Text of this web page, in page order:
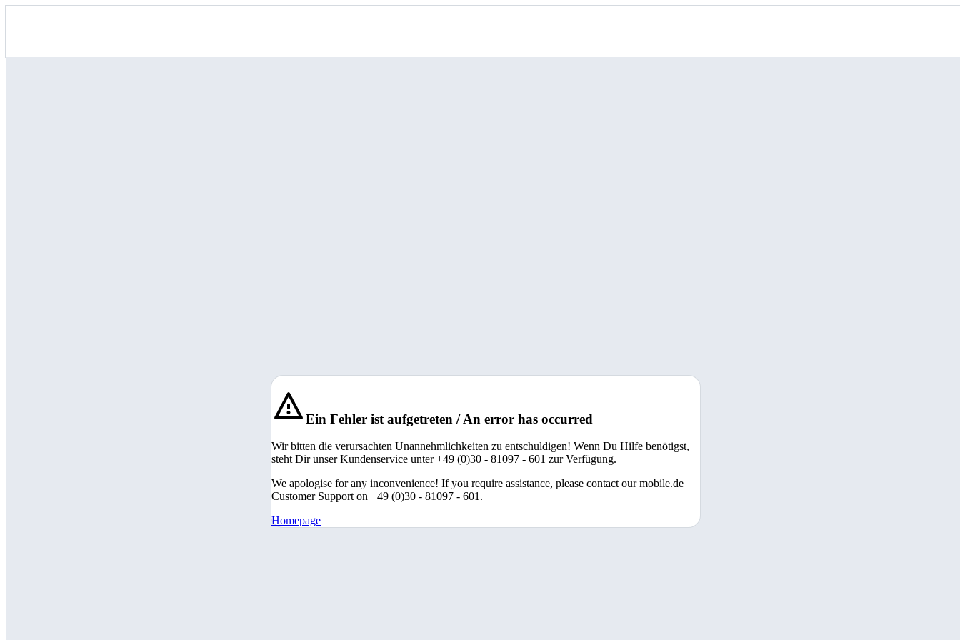
Ein Fehler ist aufgetreten / An error has occurred
Wir bitten die verursachten Unannehmlichkeiten zu entschuldigen! Wenn Du Hilfe benötigst,
steht Dir unser Kundenservice unter +49 (0)30 - 81097 - 601 zur Verfügung.
We apologise for any inconvenience! If you require assistance, please contact our mobile.de
Customer Support on +49 (0)30 - 81097 - 601.
Homepage